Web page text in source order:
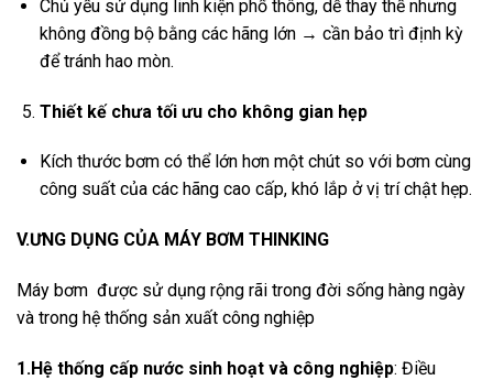
Chủ yếu sử dụng linh kiện phổ thông, dễ thay thế nhưng
không đồng bộ bằng các hãng lớn → cần bảo trì định kỳ
để tránh hao mòn.
Thiết kế chưa tối ưu cho không gian hẹp
Kích thước bơm có thể lớn hơn một chút so với bơm cùng
công suất của các hãng cao cấp, khó lắp ở vị trí chật hẹp.
V.ƯNG DỤNG CỦA MÁY BƠM THINKING
Máy bơm được sử dụng rộng rãi trong đời sống hàng ngày
và trong hệ thống sản xuất công nghiệp
1.Hệ thống cấp nước sinh hoạt và công nghiệp: Điều